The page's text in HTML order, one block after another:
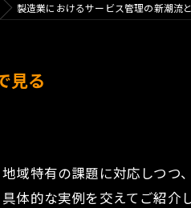
製造業におけるサービス管理の新潮流
見る
域特有の課題に対応しつつ
体的な実例を交えてご紹介